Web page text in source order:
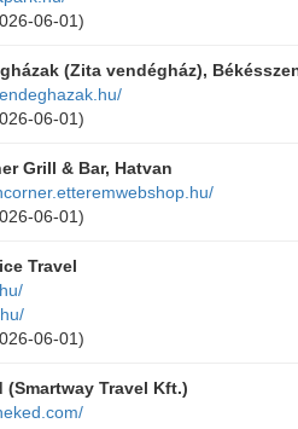
06-01)
(Zita vendégház),
06-01)
Grill & Bar, Hatvan
06-01)
Travel
06-01)
(Smartway Travel Kft.)